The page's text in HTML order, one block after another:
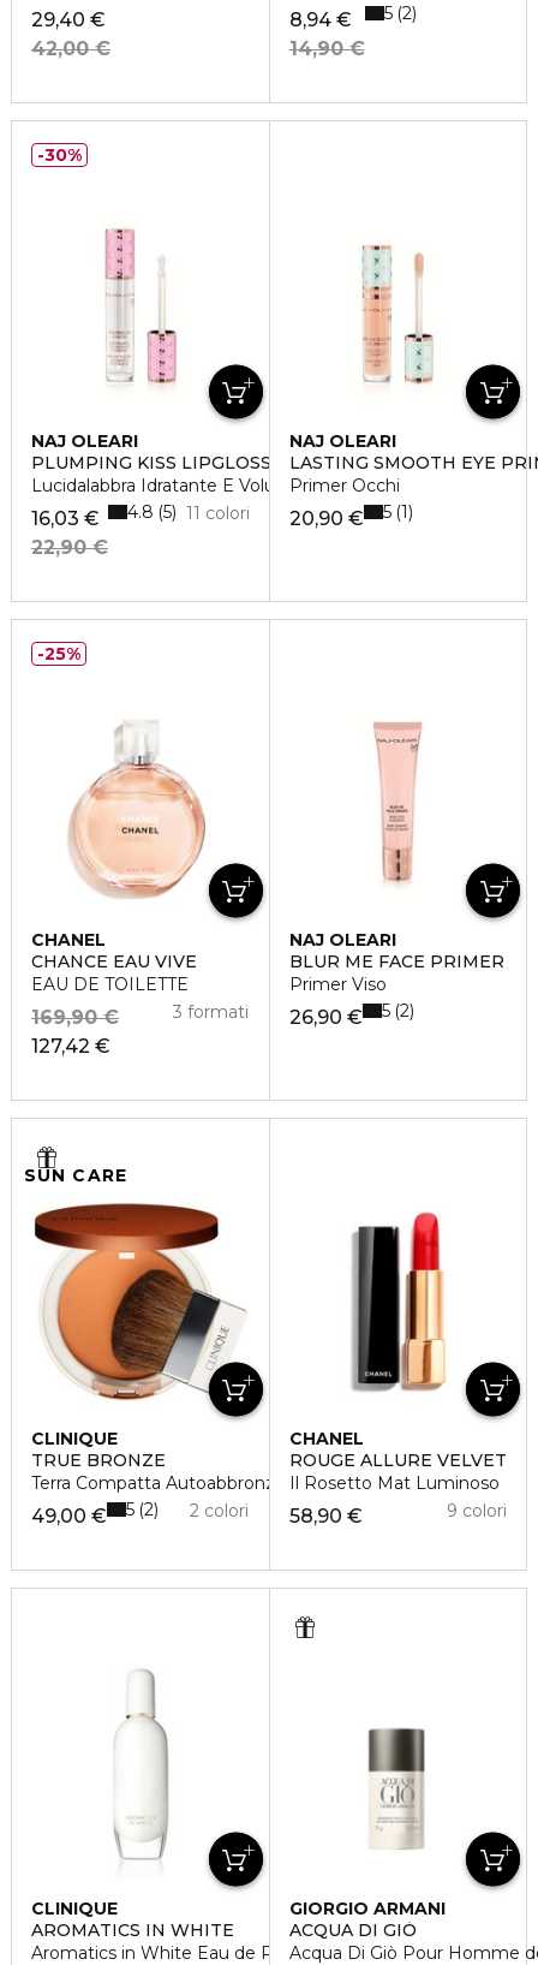
29,40 €
42,00 €
8,94 €
14,90 €
5 2
NAJ OLEARI
PLUMPING KISS LIPGLOSS
Lucidalabbra Idratante E Volumizzante
16,03 €
22,90 €
11 colori
4.8 5
30%
NAJ OLEARI
LASTING SMOOTH EYE
Primer Occhi
20,90 € 5 1
CHANEL
CHANCE EAU VIVE
EAU DE TOILETTE
127,42 €
169,90 € 3 formati
25%
NAJ OLEARI
BLUR ME FACE PRIMER
Primer Viso
26,90 € 5 2
SUN CARE
CLINIQUE
TRUE BRONZE
Terra Compatta Autoabbronzante
49,00 € 2 colori
5 2
CHANEL
ROUGE ALLURE VELVET
Il Rosetto Mat Luminoso
58,90 € 9 colori
CLINIQUE
AROMATICS IN WHITE
Aromatics in White Eau de Parfum
GIORGIO ARMANI
ACQUA DI GIÒ
Acqua Di Giò Pour Homme